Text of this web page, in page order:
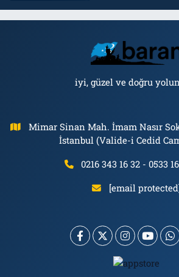
iyi, güzel ve doğru
Mimar Sinan Mah. İmam Nasır
İstanbul (Valide-i Cedid
0216 343 16 32 - 0533
[email